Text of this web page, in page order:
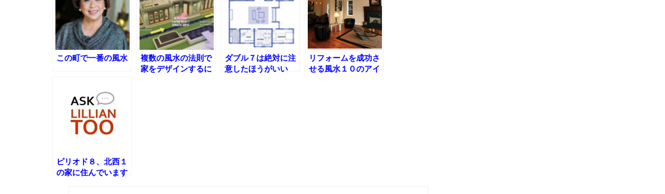
この町で一番の風水
複数の風水の法則で
家をデザインするに
ダブル７は絶対に注
意したほうがいい
リフォームを成功さ
せる風水１０のアイ
ピリオド８、北西１
の家に住んでいます